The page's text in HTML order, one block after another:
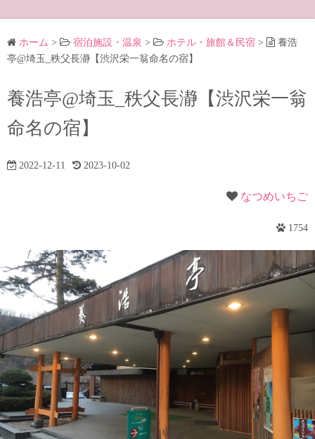
リ
ー ホーム > 宿泊施設・温泉 > ホテル・旅館＆民宿 >
養浩
亭@埼玉_秩父長瀞【渋沢栄一翁命名の宿】
養浩亭@埼玉_秩父長瀞【渋沢栄一翁
命名の宿】
2022-12-11 2023-10-02
なつめいちご
1754